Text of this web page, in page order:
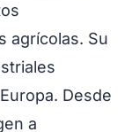
agrícolas. Su
Desde
a